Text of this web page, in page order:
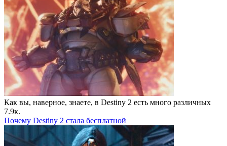
Как вы, наверное, знаете, в Destiny 2 есть много различных
7.9к.
Почему Destiny 2 стала бесплатной